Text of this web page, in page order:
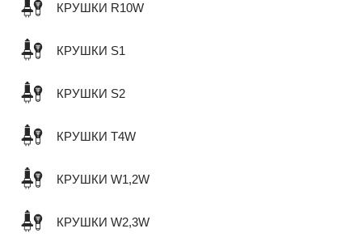
КРУШКИ R10W
КРУШКИ S1
КРУШКИ S2
КРУШКИ T4W
КРУШКИ W1,2W
КРУШКИ W2,3W